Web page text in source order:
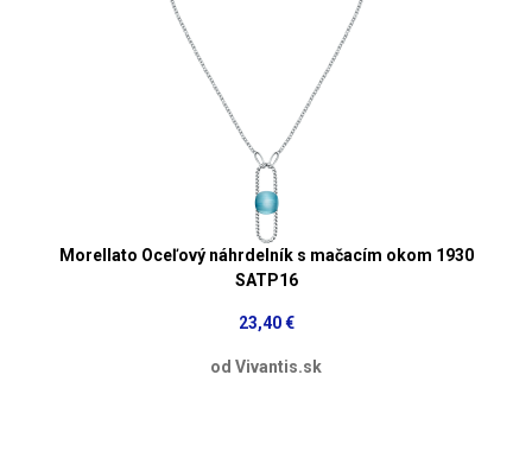
Morellato Oceľový náhrdelník s mačacím okom 1930
SATP16
23,40 €
od Vivantis.sk